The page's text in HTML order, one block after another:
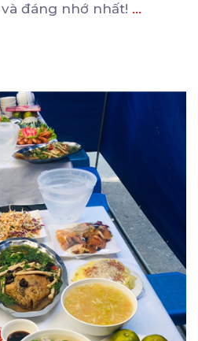
đáng nhớ nhất! ...